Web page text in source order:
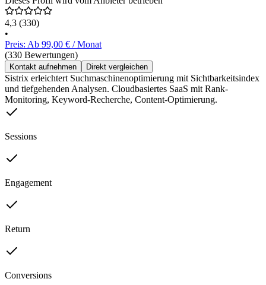
4,3 (330)
•
Preis: Ab 99,00 € / Monat
(330 Bewertungen)
Kontakt aufnehmen Direkt vergleichen
Sistrix erleichtert Suchmaschinenoptimierung mit Sichtbarkeitsindex
und tiefgehenden Analysen. Cloudbasiertes SaaS mit Rank-
Monitoring, Keyword-Recherche, Content-Optimierung.
Sessions
Engagement
Return
Conversions